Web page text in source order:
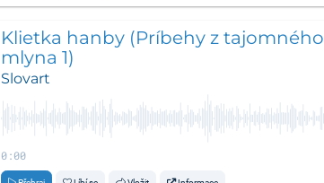
Klietka hanby (Príbehy z tajomného
mlyna 1)
Slovart
0:00